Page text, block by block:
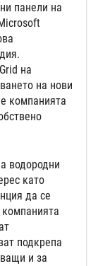
панели на
на
на нови
компанията
водородни
като
да се
компанията
подкрепа
и за